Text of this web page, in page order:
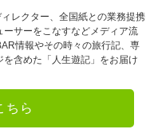
レクター、全国紙との業務提携
サーをこなすなどメディア流
情報やその時々の旅行記、専
含めた「人生遊記」をお届け
ちら